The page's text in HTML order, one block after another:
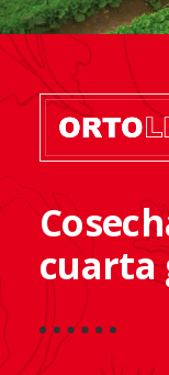
cuarta